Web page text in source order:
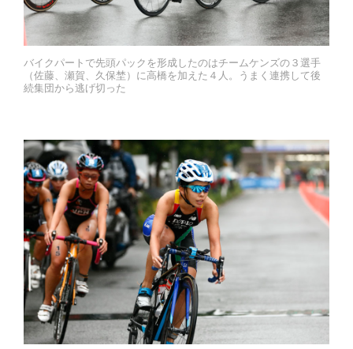
バイクパートで先頭パックを形成したのはチームケンズの３選手
（佐藤、瀬賀、久保埜）に高橋を加えた４人。うまく連携して後
続集団から逃げ切った